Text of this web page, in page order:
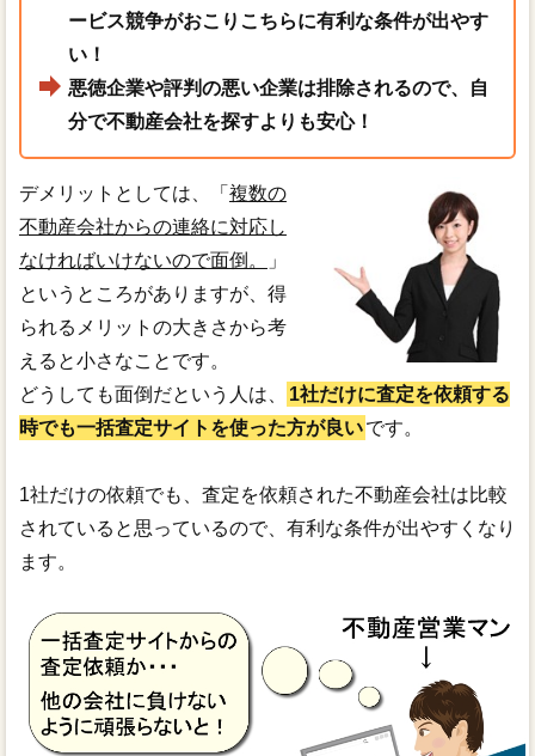
ービス競争がおこりこちらに有利な条件が出やす
い！
悪徳企業や評判の悪い企業は排除されるので、自
分で不動産会社を探すよりも安心！
デメリットとしては、「 複数の
不動産会社からの連絡に対応し
なければいけないので面倒。
」
というところがありますが、得
られるメリットの大きさから考
えると小さなことです。
どうしても面倒だという人は、
1社だけに査定を依頼する
時でも一括査定サイトを使った方が良いです。
1社だけの依頼でも、査定を依頼された不動産会社は比較
されていると思っているので、有利な条件が出やすくなり
ます。